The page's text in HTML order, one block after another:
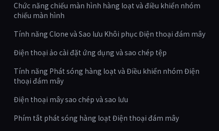
Chức năng chiếu màn hình hàng loạt và điều khiển nhóm
chiếu màn hình
Tính năng Clone và Sao lưu Khôi phục Điện thoại đám mây
Điện thoại ảo cài đặt ứng dụng và sao chép tệp
Tính năng Phát sóng hàng loạt và Điều khiển nhóm Điện
thoại đám mây
Điện thoại mây sao chép và sao lưu
Phím tắt phát sóng hàng loạt Điện thoại đám mây